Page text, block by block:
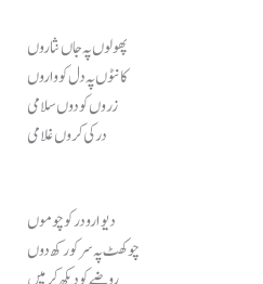
پھولوں پہ جاں نثاروں
کانٹوں پہ دل کو واروں
زروں کو دوں سلامی
در کی کروں غلامی
دیوارو در کو چوموں
چوکھٹ پہ سر کو رکھ دوں